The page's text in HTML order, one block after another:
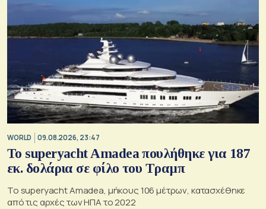
WORLD 09.08.2026, 23:47
To superyacht Amadea πουλήθηκε για 187
εκ. δολάρια σε φίλο του Τραμπ
Το superyacht Amadea, μήκους 106 μέτρων, κατασχέθηκε
από τις αρχές των ΗΠΑ το 2022